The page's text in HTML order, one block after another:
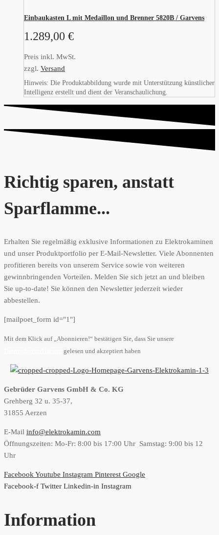
Einbaukasten L mit Medaillon und Brenner 5820B / Garvens
1.289,00 €
Preis inkl. MwSt.
zzgl. Versand
Hinweis: Die Produktabbildung wurde mit Unterstützung künstlicher
Intelligenz erstellt und dient der Veranschaulichung.
Richtig sparen, anstatt
Sparflamme...
Erhalten Sie regelmäßig exklusive Informationen zu Elektrokaminen
und unser Produktportfolio per E-Mail-Newsletter. Viele Abonnenten
profitieren bereits von unserem Service sowie von weiteren
gewinnbringenden Vorteilen. Melden Sie sich jetzt an und bleiben
Sie up-to-date! Sie können den Newsletter jederzeit wieder
abbestellen.
[mailpoet_form id="1"]
Mit dem Klick auf „Abonnieren!“ bestätigen Sie, dass Sie unsere
gelesen und akzeptiert haben
Gebrüder Garvens GmbH & Co. KG
Grehberg 32 u. 35-37,
31855 Aerzen
E-Mail info@elektrokamin.com
Öffnungszeiten: Mo-Fr: 8:00 bis 17:00 Uhr Samstag: 9:00 bis 12
Uhr
FacebookYoutube Instagram Pinterest Google
Facebook-f Twitter Linkedin-in Instagram
Information